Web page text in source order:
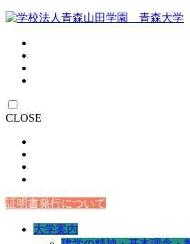
CLOSE
証明書発行について
大学案内